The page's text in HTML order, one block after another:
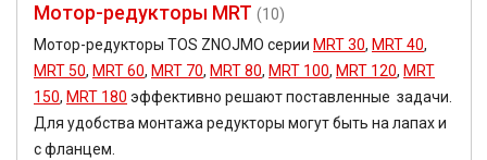
Мотор-редукторы MRT (10)
Мотор-редукторы TOS ZNOJMO серии MRT 30, MRT 40,
MRT 50, MRT 60, MRT 70, MRT 80, MRT 100, MRT 120, MRT
150, MRT 180 эффективно решают поставленные задачи.
Для удобства монтажа редукторы могут быть на лапах и
с фланцем.